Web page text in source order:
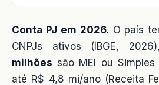
Conta PJ em 2026. O país
CNPJs ativos (IBGE,
milhões são MEI ou
até R$ 4,8 mi/ano (Receita